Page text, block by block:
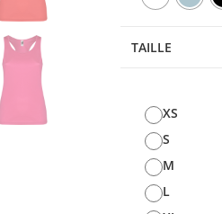
TAILLE
XS
S
M
L